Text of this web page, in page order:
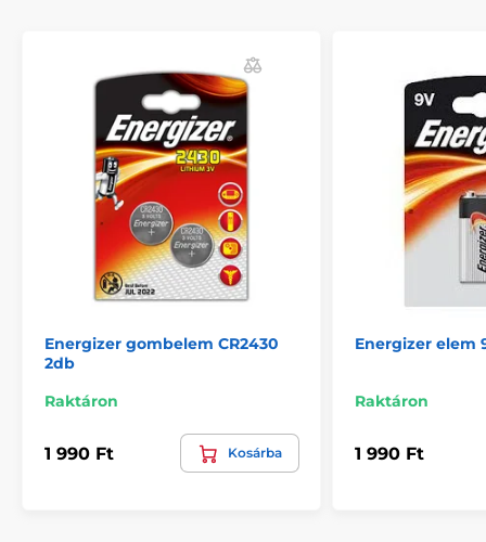
Energizer gombelem CR2430
2db
Raktáron
1 990 Ft Kosárba
Energizer elem
Raktáron
1 990 Ft